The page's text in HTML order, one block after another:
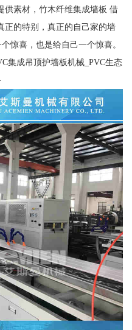
供素材，竹木纤维集成墙板 借
正的特别，真正的自己家的墙
惊喜，也是给自己一个惊喜。
集成吊顶护墙板机械_PVC生态